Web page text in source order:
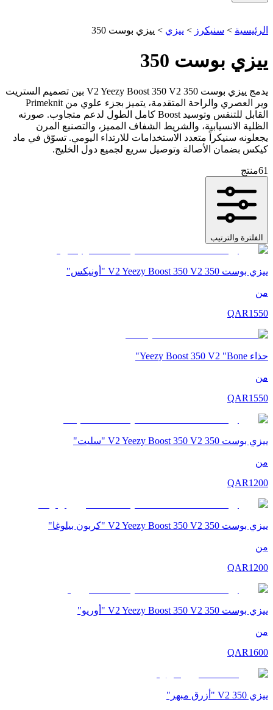
الرئيسية > سنيكرز > ييزي > ييزي بوست 350
ييزي بوست 350
يدمج ييزي بوست 350 V2 Yeezy Boost 350 V2 بين تصميم الستريت
وير العصري والراحة المتقدمة، يتميز بجزء علوي من Primeknit
القابل للتنفس وتوسيد Boost كامل الطول لدعم متجاوب. صورته
الظلية الانسيابية، والشريط الشفاف المميز، والتصنيع المرن
يجعلونه سنيكراً متعدد الاستخدامات للارتداء اليومي. تسوّق في ماد
كيكس بضمان الأصالة وتوصيل سريع لجميع دول الخليج.
61منتج
الفلترة والترتيب
ييزي بوست 350 V2 Yeezy Boost 350 V2 "أونيكس"
من
QAR1550
حذاء Yeezy Boost 350 V2 "Bone"
من
QAR1550
ييزي بوست 350 V2 Yeezy Boost 350 V2 "سليت"
من
QAR1200
ييزي بوست 350 V2 Yeezy Boost 350 V2 "كربون بيلوغا"
من
QAR1200
ييزي بوست 350 V2 Yeezy Boost 350 V2 "أوريو"
من
QAR1600
ييزي 350 V2 "أزرق مبهر"